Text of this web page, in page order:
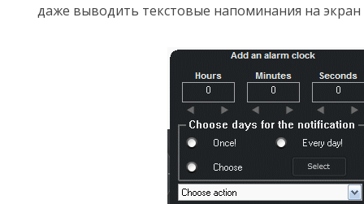
даже выводить текстовые напоминания на